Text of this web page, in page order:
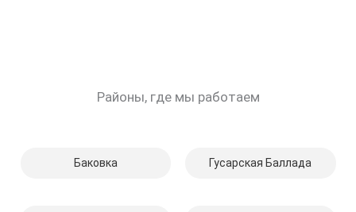
Районы, где мы работаем
Баковка Гусарская Баллада